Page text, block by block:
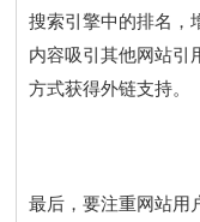
搜索引擎中的排名，
内容吸引其他网站引
方式获得外链支持。
最后，要注重网站用